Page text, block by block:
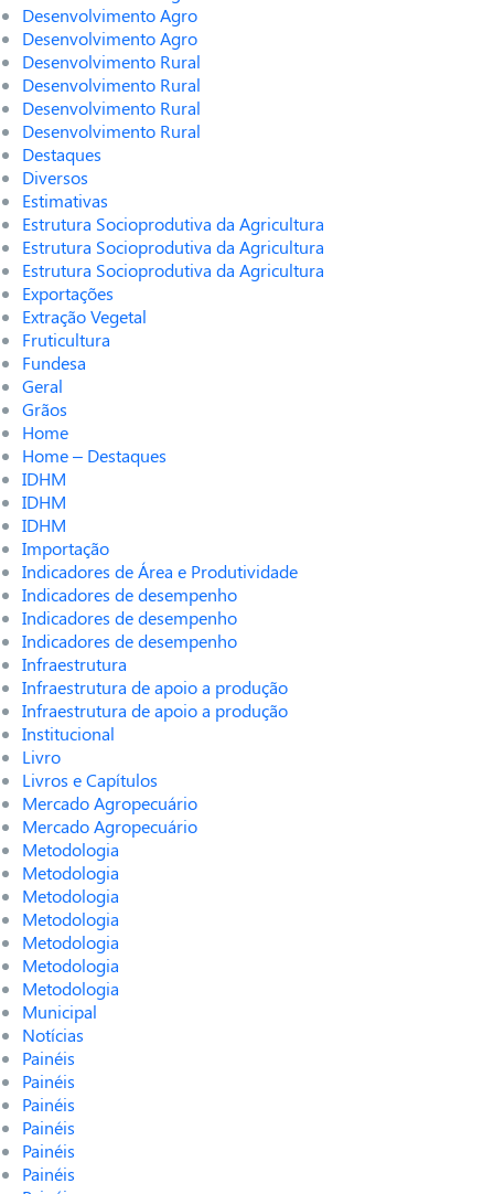
Desenvolvimento Agro
Desenvolvimento Agro
Desenvolvimento Rural
Desenvolvimento Rural
Desenvolvimento Rural
Desenvolvimento Rural
Destaques
Diversos
Estimativas
Estrutura Socioprodutiva da Agricultura
Estrutura Socioprodutiva da Agricultura
Estrutura Socioprodutiva da Agricultura
Exportações
Extração Vegetal
Fruticultura
Fundesa
Geral
Grãos
Home
Home – Destaques
IDHM
IDHM
IDHM
Importação
Indicadores de Área e Produtividade
Indicadores de desempenho
Indicadores de desempenho
Indicadores de desempenho
Infraestrutura
Infraestrutura de apoio a produção
Infraestrutura de apoio a produção
Institucional
Livro
Livros e Capítulos
Mercado Agropecuário
Mercado Agropecuário
Metodologia
Metodologia
Metodologia
Metodologia
Metodologia
Metodologia
Metodologia
Municipal
Notícias
Painéis
Painéis
Painéis
Painéis
Painéis
Painéis